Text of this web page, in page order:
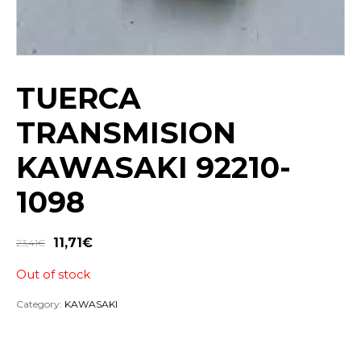
TUERCA
TRANSMISION
KAWASAKI 92210-
1098
23,41€ 11,71 €
Out of stock
Category: KAWASAKI